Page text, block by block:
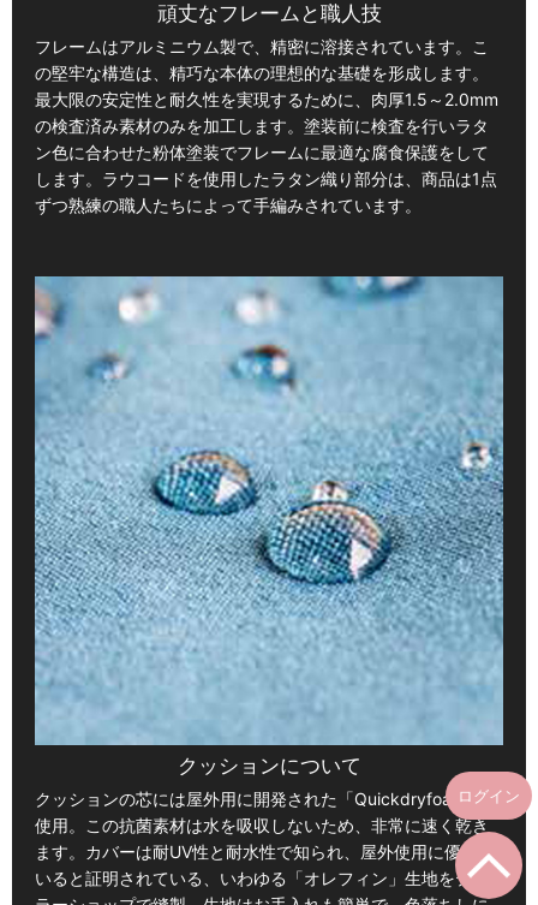
ログイン
頑丈なフレームと職人技
フレームはアルミニウム製で、精密に溶接されています。こ
の堅牢な構造は、精巧な本体の理想的な基礎を形成します。
最大限の安定性と耐久性を実現するために、肉厚1.5～2.0mm
の検査済み素材のみを加工します。塗装前に検査を行いラタ
ン色に合わせた粉体塗装でフレームに最適な腐食保護をして
します。ラウコードを使用したラタン織り部分は、商品は1点
ずつ熟練の職人たちによって手編みされています。
クッションについて
クッションの芯には屋外用に開発された「Quickdryfoam」を
使用。この抗菌素材は水を吸収しないため、非常に速く乾き
ます。カバーは耐UV性と耐水性で知られ、屋外使用に優れて
いると証明されている、いわゆる「オレフィン」生地をテー